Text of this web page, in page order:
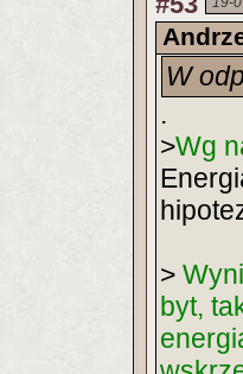
W
.
>Wg
>
byt,